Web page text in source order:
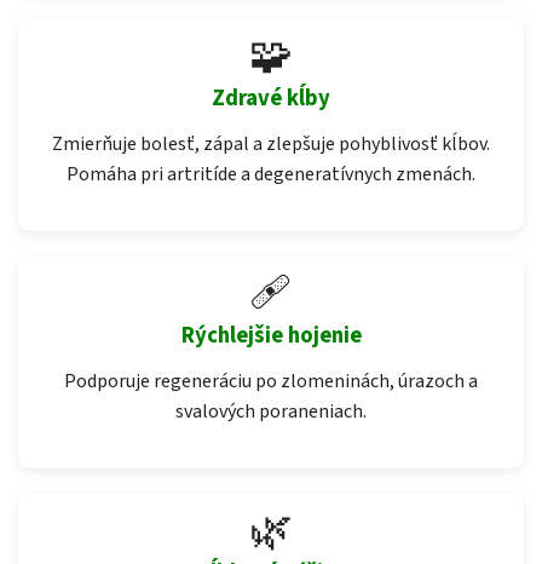
🧩
Zdravé kĺby
Zmierňuje bolesť, zápal a zlepšuje pohyblivosť kĺbov.
Pomáha pri artritíde a degeneratívnych zmenách.
🩹
Rýchlejšie hojenie
Podporuje regeneráciu po zlomeninách, úrazoch a
svalových poraneniach.
🌿